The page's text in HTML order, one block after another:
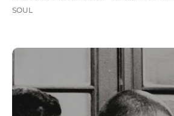
SOUL